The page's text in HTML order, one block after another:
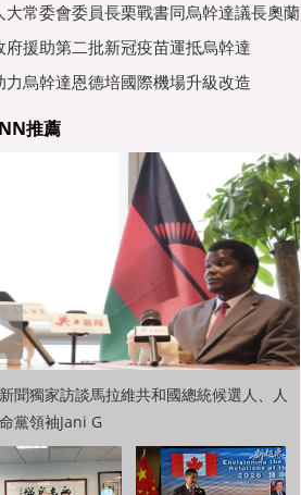
大常委會委員長栗戰書同烏幹達議長奧蘭
會
府援助第二批新冠疫苗運抵烏幹達
力烏幹達恩德培國際機場升級改造
推薦
聞獨家訪談馬拉維共和國總統候選人、人
黨領袖Jani G